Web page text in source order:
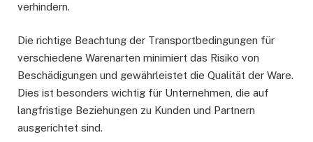
verhindern.
Die richtige Beachtung der Transportbedingungen für
verschiedene Warenarten minimiert das Risiko von
Beschädigungen und gewährleistet die Qualität der Ware.
Dies ist besonders wichtig für Unternehmen, die auf
langfristige Beziehungen zu Kunden und Partnern
ausgerichtet sind.